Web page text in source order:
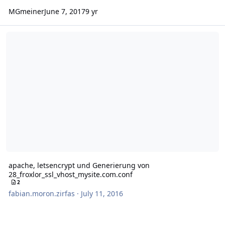
MGmeinerJune 7, 20179 yr
apache, letsencrypt und Generierung von
28_froxlor_ssl_vhost_mysite.com.conf
2
fabian.moron.zirfas · July 11, 2016